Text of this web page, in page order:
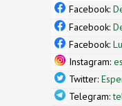
Facebook:
Facebook:
Facebook:
Instagram:
Twitter:
Telegram: